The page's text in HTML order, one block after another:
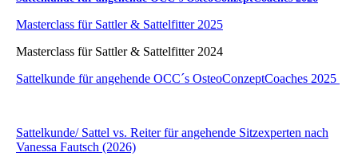
Masterclass für Sattler & Sattelfitter 2025
Masterclass für Sattler & Sattelfitter 2024
Sattelkunde für angehende OCC´s OsteoConzeptCoaches 2025
Sattelkunde/ Sattel vs. Reiter für angehende Sitzexperten nach
Vanessa Fautsch (2026)